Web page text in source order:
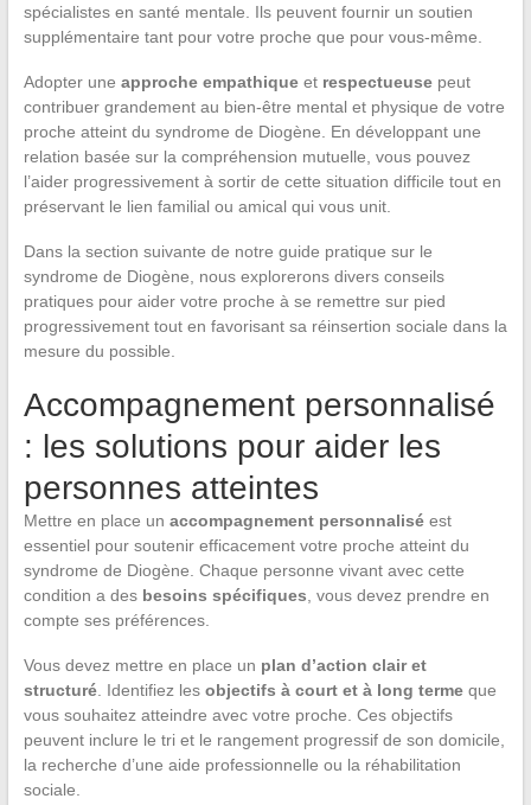
spécialistes en santé mentale. Ils peuvent fournir un soutien
supplémentaire tant pour votre proche que pour vous-même.
Adopter une approche empathiqueet respectueusepeut
contribuer grandement au bien-être mental et physique de votre
proche atteint du syndrome de Diogène. En développant une
relation basée sur la compréhension mutuelle, vous pouvez
l’aider progressivement à sortir de cette situation difficile tout en
préservant le lien familial ou amical qui vous unit.
Dans la section suivante de notre guide pratique sur le
syndrome de Diogène, nous explorerons divers conseils
pratiques pour aider votre proche à se remettre sur pied
progressivement tout en favorisant sa réinsertion sociale dans la
mesure du possible.
Accompagnement personnalisé
: les solutions pour aider les
personnes atteintes
Mettre en place un accompagnement personnaliséest
essentiel pour soutenir efficacement votre proche atteint du
syndrome de Diogène. Chaque personne vivant avec cette
condition a des besoins spécifiques , vous devez prendre en
compte ses préférences.
Vous devez mettre en place un plan d’action clair et
structuré. Identifiez les objectifs à court et à long termeque
vous souhaitez atteindre avec votre proche. Ces objectifs
peuvent inclure le tri et le rangement progressif de son domicile,
la recherche d’une aide professionnelle ou la réhabilitation
sociale.